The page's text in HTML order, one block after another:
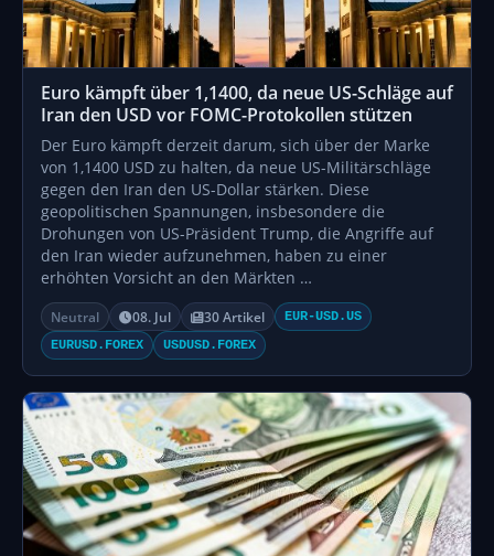
Euro kämpft über 1,1400, da neue US-Schläge auf
Iran den USD vor FOMC-Protokollen stützen
Der Euro kämpft derzeit darum, sich über der Marke
von 1,1400 USD zu halten, da neue US-Militärschläge
gegen den Iran den US-Dollar stärken. Diese
geopolitischen Spannungen, insbesondere die
Drohungen von US-Präsident Trump, die Angriffe auf
den Iran wieder aufzunehmen, haben zu einer
erhöhten Vorsicht an den Märkten …
Neutral 08. Jul 30 Artikel
EUR-USD.US
EURUSD.FOREX
USDUSD.FOREX